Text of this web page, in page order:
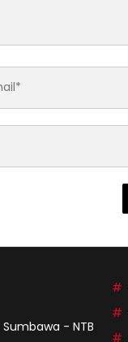
Sumbawa - NTB